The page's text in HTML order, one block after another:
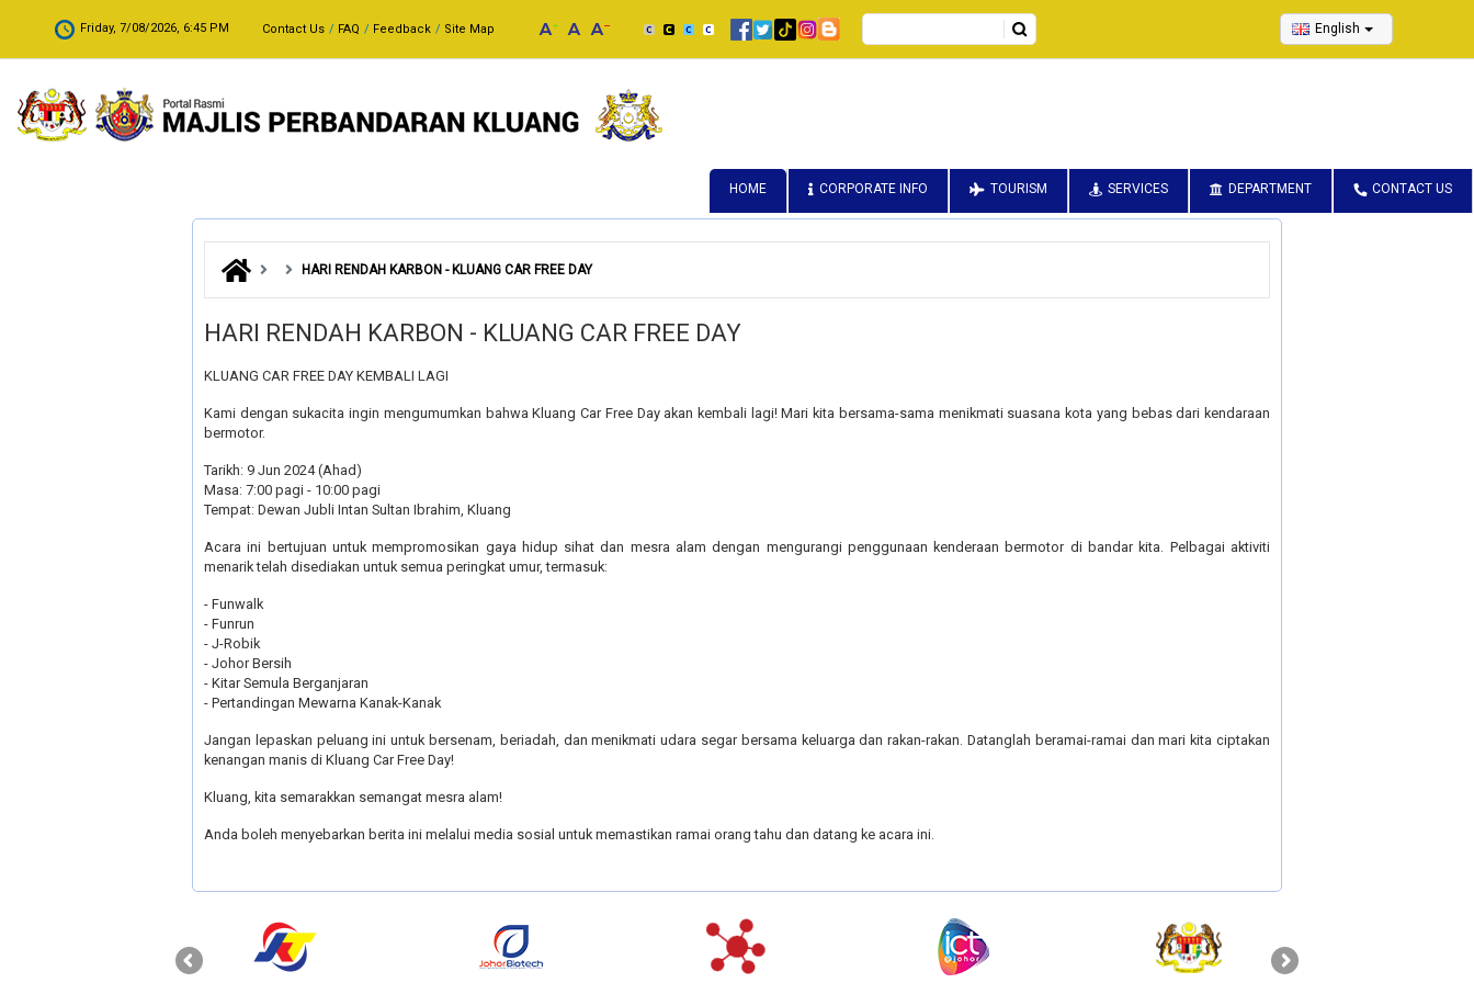
. Friday, 7/08/2026, 6:45 PM Contact Us FAQ Feedback Site Map Search English
HOME CORPORATE INFO TOURISM SERVICES DEPARTMENT CONTACT US
HARI RENDAH KARBON - KLUANG CAR FREE DAY
HARI RENDAH KARBON - KLUANG CAR FREE DAY
KLUANG CAR FREE DAY KEMBALI LAGI
Kami dengan sukacita ingin mengumumkan bahwa Kluang Car Free Day akan kembali lagi! Mari kita bersama-sama menikmati suasana kota yang bebas dari kendaraan
bermotor.
Tarikh: 9 Jun 2024 (Ahad)
Masa: 7:00 pagi - 10:00 pagi
Tempat: Dewan Jubli Intan Sultan Ibrahim, Kluang
Acara ini bertujuan untuk mempromosikan gaya hidup sihat dan mesra alam dengan mengurangi penggunaan kenderaan bermotor di bandar kita. Pelbagai aktiviti
menarik telah disediakan untuk semua peringkat umur, termasuk:
- Funwalk
- Funrun
- J-Robik
- Johor Bersih
- Kitar Semula Berganjaran
- Pertandingan Mewarna Kanak-Kanak
Jangan lepaskan peluang ini untuk bersenam, beriadah, dan menikmati udara segar bersama keluarga dan rakan-rakan. Datanglah beramai-ramai dan mari kita ciptakan
kenangan manis di Kluang Car Free Day!
Kluang, kita semarakkan semangat mesra alam!
Anda boleh menyebarkan berita ini melalui media sosial untuk memastikan ramai orang tahu dan datang ke acara ini.
‹ ›